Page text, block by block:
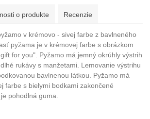
o produkte Recenzie
v krémovo - sivej farbe z bavlneného
pyžama je v krémovej farbe s obrázkom
for you". Pyžamo má jemný okrúhly výstrih
rukávy s manžetami. Lemovanie výstrihu
bavlnenou látkou. Pyžamo má
farbe s bielymi bodkami zakončené
pohodlná guma.